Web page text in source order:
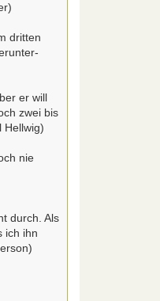
dritten
er will
zwei bis
Hellwig)
nie
durch. Als
ich ihn